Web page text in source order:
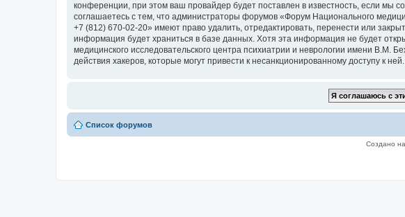
конференции, при этом ваш провайдер будет поставлен в известность, если мы
соглашаетесь с тем, что администраторы форумов «Форум Национального
+7 (812) 670-02-20» имеют право удалить, отредактировать, перенести или
информация будет храниться в базе данных. Хотя эта информация не будет
медицинского исследовательского центра психиатрии и неврологии имени В.М.
действия хакеров, которые могут привести к несанкционированному доступу к ней.
Список форумов
Создано